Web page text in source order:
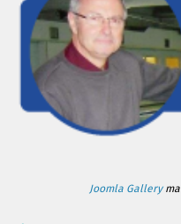
Joomla Gallery